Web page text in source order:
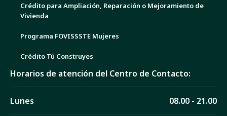
Crédito para Ampliación, Reparación o Mejoramiento de
Vivienda
Programa FOVISSSTE Mujeres
Crédito Tú Construyes
Horarios de atención del Centro de Contacto:
Lunes 08.00 - 21.00